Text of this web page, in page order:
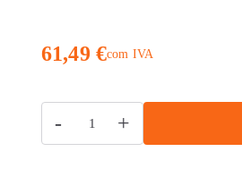
61,49 €com IVA
- +